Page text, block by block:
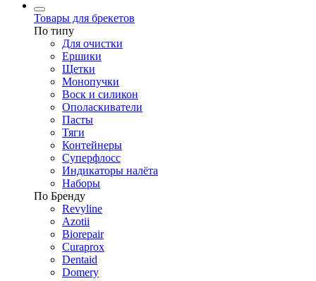
Товары для брекетов
По типу
Для очистки
Ершики
Щетки
Монопучки
Воск и силикон
Ополаскиватели
Пасты
Тяги
Контейнеры
Суперфлосс
Индикаторы налёта
Наборы
По Бренду
Revyline
Azotii
Biorepair
Curaprox
Dentaid
Domery